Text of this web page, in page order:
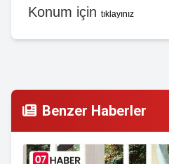
Konum için tıklayınız
Benzer Haberler